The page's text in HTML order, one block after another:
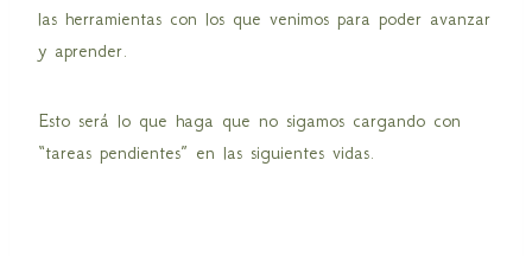
las herramientas con los que venimos para poder avanzar
y aprender.
Esto será lo que haga que no sigamos cargando con
“tareas pendientes” en las siguientes vidas.